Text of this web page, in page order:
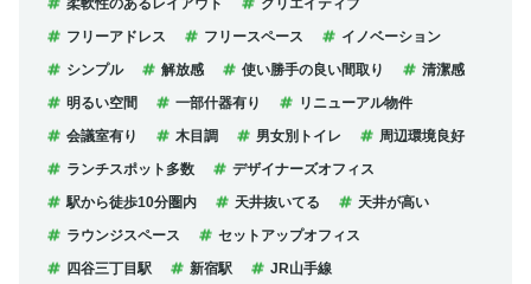
柔軟性のあるレイアウト
クリエイティブ
フリーアドレス
フリースペース
イノベーション
シンプル
解放感 使い勝手の良い間取り
清潔感
明るい空間
一部什器有り
リニューアル物件
会議室有り
木目調 男女別トイレ
周辺環境良好
ランチスポット多数
デザイナーズオフィス
駅から徒歩10分圏内
天井抜いてる
天井が高い
ラウンジスペース
セットアップオフィス
四谷三丁目駅
新宿駅
JR山手線